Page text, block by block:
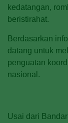
kedatangan,
beristirahat.
Berdasarkan
datang untuk
penguatan
nasional.
Usai dari